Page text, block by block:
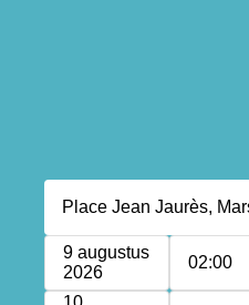
9 augustus
2026
02:00